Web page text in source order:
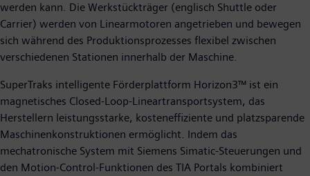
werden kann. Die Werkstückträger (englisch Shuttle oder
Carrier) werden von Linearmotoren angetrieben und bewegen
sich während des Produktionsprozesses flexibel zwischen
verschiedenen Stationen innerhalb der Maschine.
SuperTraks intelligente Förderplattform Horizon3™ ist ein
magnetisches Closed-Loop-Lineartransportsystem, das
Herstellern leistungsstarke, kosteneffiziente und platzsparende
Maschinenkonstruktionen ermöglicht. Indem das
mechatronische System mit Siemens Simatic-Steuerungen und
den Motion-Control-Funktionen des TIA Portals kombiniert